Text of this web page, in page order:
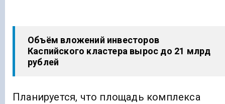
Объём вложений инвесторов
Каспийского кластера вырос до 21 млрд
рублей
Планируется, что площадь комплекса